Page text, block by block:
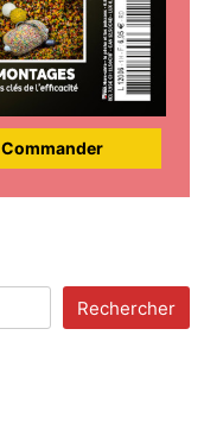
Commander
Rechercher